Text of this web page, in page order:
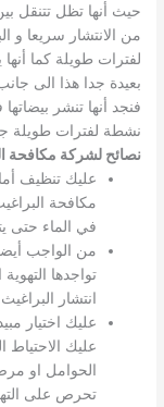
حيث أنها تظل تتنقل
من الانتشار سريعا و
لفترات طويلة كما
بعيدة جدا هذا الى
فنجد أنها تنشر
نشطة لفترات طويلة
نصائح لشركة مكافحة
عليك تنظيف
مكافحة
في الماء حتى
من الواجب
تواجدها
انتشار
عليك اختيار
عليك الاحتياط
الحوامل او
تحرص على